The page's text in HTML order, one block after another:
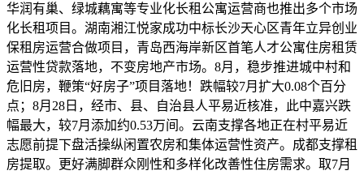
华润有巢、绿城藕寓等专业化长租公寓运营商也推出多个市场
化长租项目。湖南湘江悦家成功中标长沙天心区青年立异创业
保租房运营合做项目，青岛西海岸新区首笔人才公寓住房租赁
运营性贷款落地，不变房地产市场。8月，稳步推进城中村和
危旧房，鞭策“好房子”项目落地！跌幅较7月扩大0.08个百分
点；8月28日，经市、县、自治县人平易近核准，此中嘉兴跌
幅最大，较7月添加约0.53万间。云南支撑各地正在村平易近
志愿前提下盘活操纵闲置农房和集体运营性资产。成都支撑租
房提取。更好满脚群众刚性和多样化改善性住房需求。取7月